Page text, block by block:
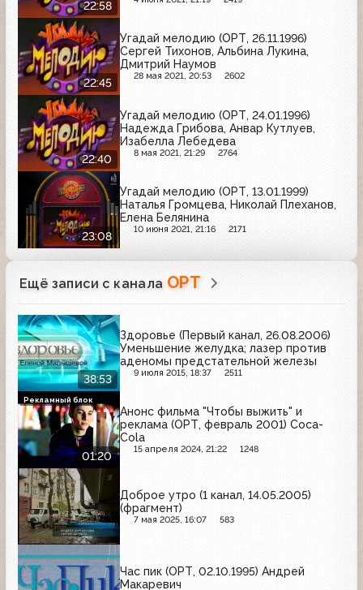
22:58
22:45
Угадай мелодию (ОРТ, 26.11.1996)
Сергей Тихонов, Альбина Лукина,
Дмитрий Наумов
28 мая 2021, 20:53 2602
22:40
Угадай мелодию (ОРТ, 24.01.1996)
Надежда Грибова, Анвар Кутлуев,
Изабелла Лебедева
8 мая 2021, 21:29 2764
23:08
Угадай мелодию (ОРТ, 13.01.1999)
Наталья Громцева, Николай Плеханов,
Елена Белянина
10 июня 2021, 21:16 2171
Ещё записи с канала ОРТ
38:53
Здоровье (Первый канал, 26.08.2006)
Уменьшение желудка; лазер против
аденомы предстательной железы
9 июля 2015, 18:37 2511
01:20
Анонс фильма "Чтобы выжить" и
реклама (ОРТ, февраль 2001) Coca-
Cola
15 апреля 2024, 21:22 1248
Рекламный блок
Доброе утро (1 канал, 14.05.2005)
(фрагмент)
7 мая 2025, 16:07 583
Час пик (ОРТ, 02.10.1995) Андрей
Макаревич